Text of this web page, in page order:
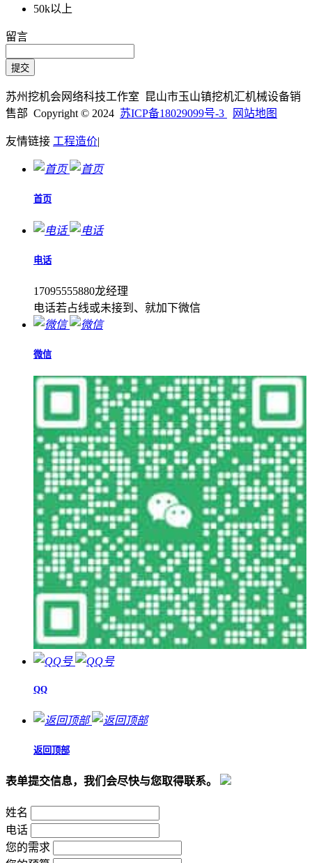
50k以上
留言
苏州挖机会网络科技工作室 昆山市玉山镇挖机汇机械设备销
售部 Copyright © 2024 苏ICP备18029099号-3 网站地图
友情链接 工程造价|
首页
电话
17095555880龙经理
电话若占线或未接到、就加下微信
微信
QQ
返回顶部
表单提交信息，我们会尽快与您取得联系。
姓名
电话
您的需求